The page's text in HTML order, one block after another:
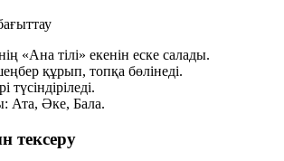
«Ана тілі» екенін еске салады.
құрып, топқа бөлінеді.
түсіндіріледі.
Ата, Әке, Бала.
тексеру